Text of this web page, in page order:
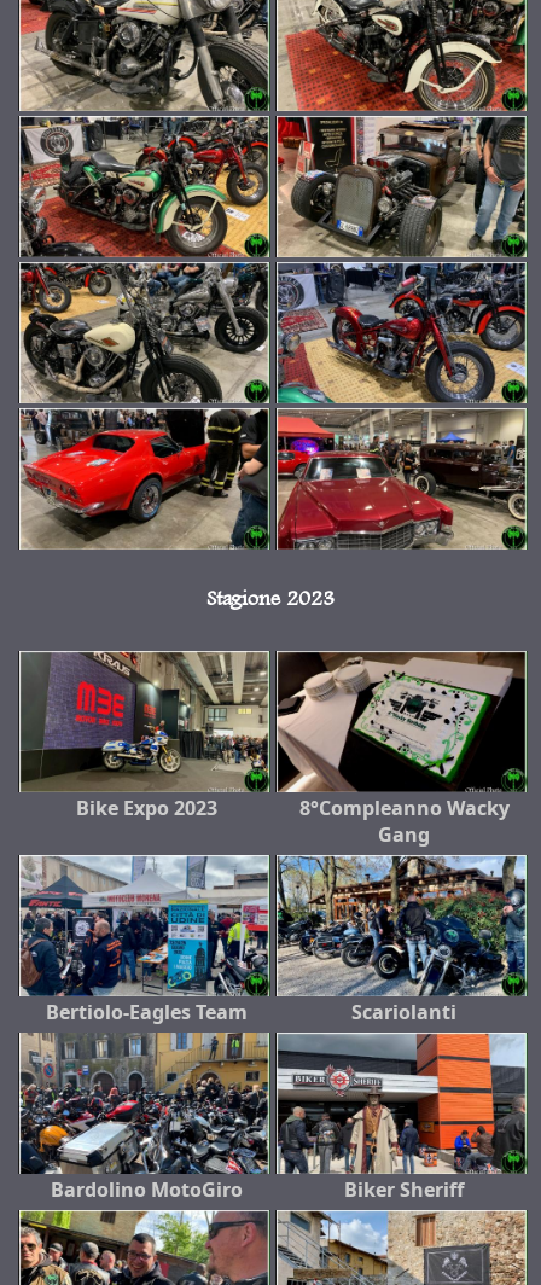
Stagione 2023
Bike Expo 2023
8°Compleanno Wacky
Gang
Bertiolo-Eagles Team Scariolanti
Bardolino MotoGiro Biker Sheriff